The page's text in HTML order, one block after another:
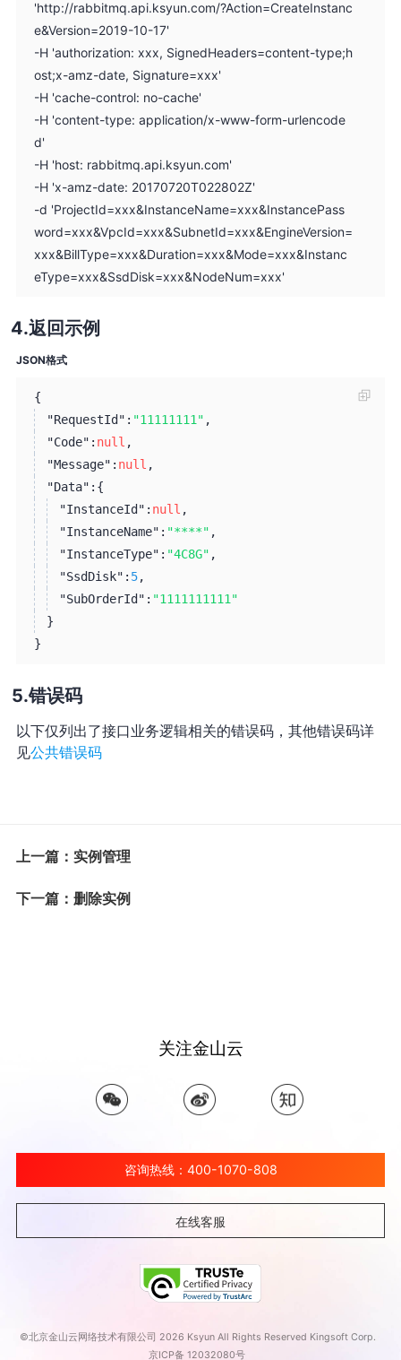
'http://rabbitmq.api.ksyun.com/?Action=CreateInstanc
e&Version=2019-10-17'
-H 'authorization: xxx, SignedHeaders=content-type;h
ost;x-amz-date, Signature=xxx'
-H 'cache-control: no-cache'
-H 'content-type: application/x-www-form-urlencode
d'
-H 'host: rabbitmq.api.ksyun.com'
-H 'x-amz-date: 20170720T022802Z'
-d 'ProjectId=xxx&InstanceName=xxx&InstancePass
word=xxx&VpcId=xxx&SubnetId=xxx&EngineVersion=
xxx&BillType=xxx&Duration=xxx&Mode=xxx&Instanc
eType=xxx&SsdDisk=xxx&NodeNum=xxx'
返回示例
JSON格式
{
"RequestId": "11111111" ,
"Code": null ,
"Message": null ,
"Data": {
"InstanceId": null ,
"InstanceName": "****" ,
"InstanceType": "4C8G" ,
"SsdDisk": 5,
"SubOrderId": "1111111111"
}
}
错误码
以下仅列出了接口业务逻辑相关的错误码，其他错误码详
见公共错误码
上一篇：实例管理
下一篇：删除实例
关注金山云
咨询热线：400-1070-808
在线客服
©北京金山云网络技术有限公司 2026 Ksyun All Rights Reserved Kingsoft Corp.
京ICP备 12032080号